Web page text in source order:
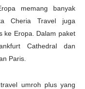
memang banyak
Cheria Travel juga
ke Eropa. Dalam paket
Cathedral dan
Paris.
umroh plus yang